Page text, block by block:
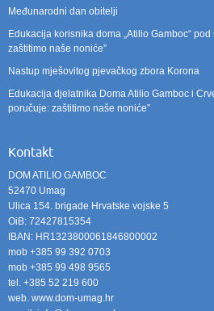
Međunarodni dan obitelji
Edukacija korisnika doma „Atilio Gamboc“
zaštitimo naše noniće”
Nastup mješovitog pjevačkog zbora Korona
Edukacija djelatnika Doma Atilio Gamboc i
poručuje: zaštitimo naše noniće”
Kontakt
DOM ATILIO GAMBOC
52470 Umag
Ulica 154. brigade Hrvatske vojske 5
OiB: 72427815354
IBAN: HR1323800061846800002
mob +385 99 392 0703
mob +385 99 498 9565
tel. +385 52 219 600
web. www.dom-umag.hr